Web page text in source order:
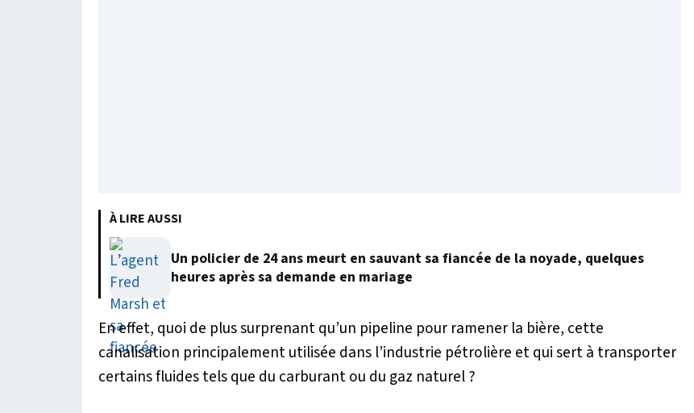
À LIRE AUSSI
Un policier de 24 ans meurt en sauvant sa fiancée de la noyade, quelques
heures après sa demande en mariage
En effet, quoi de plus surprenant qu’un pipeline pour ramener la bière, cette
canalisation principalement utilisée dans l’industrie pétrolière et qui sert à transporter
certains fluides tels que du carburant ou du gaz naturel ?